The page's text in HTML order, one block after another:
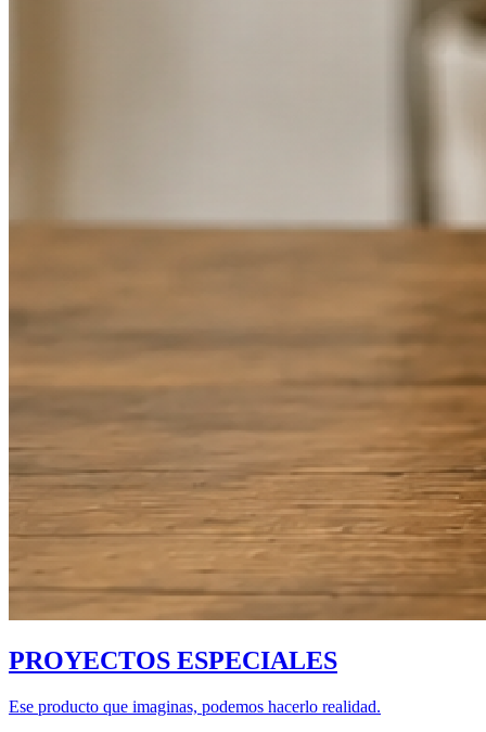
PROYECTOS ESPECIALES
Ese producto que imaginas, podemos hacerlo realidad.